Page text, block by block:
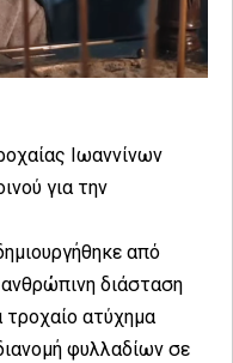
Ιωαννίνων
για την
από
διάσταση
τροχαίο ατύχημα
φυλλαδίων σε